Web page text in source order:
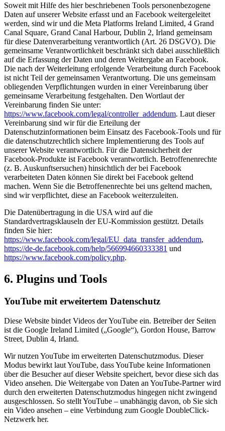
Soweit mit Hilfe des hier beschriebenen Tools personenbezogene
Daten auf unserer Website erfasst und an Facebook weitergeleitet
werden, sind wir und die Meta Platforms Ireland Limited, 4 Grand
Canal Square, Grand Canal Harbour, Dublin 2, Irland gemeinsam
für diese Datenverarbeitung verantwortlich (Art. 26 DSGVO). Die
gemeinsame Verantwortlichkeit beschränkt sich dabei ausschließlich
auf die Erfassung der Daten und deren Weitergabe an Facebook.
Die nach der Weiterleitung erfolgende Verarbeitung durch Facebook
ist nicht Teil der gemeinsamen Verantwortung. Die uns gemeinsam
obliegenden Verpflichtungen wurden in einer Vereinbarung über
gemeinsame Verarbeitung festgehalten. Den Wortlaut der
Vereinbarung finden Sie unter:
https://www.facebook.com/legal/controller_addendum. Laut dieser
Vereinbarung sind wir für die Erteilung der
Datenschutzinformationen beim Einsatz des Facebook-Tools und für
die datenschutzrechtlich sichere Implementierung des Tools auf
unserer Website verantwortlich. Für die Datensicherheit der
Facebook-Produkte ist Facebook verantwortlich. Betroffenenrechte
(z. B. Auskunftsersuchen) hinsichtlich der bei Facebook
verarbeiteten Daten können Sie direkt bei Facebook geltend
machen. Wenn Sie die Betroffenenrechte bei uns geltend machen,
sind wir verpflichtet, diese an Facebook weiterzuleiten.
Die Datenübertragung in die USA wird auf die
Standardvertragsklauseln der EU-Kommission gestützt. Details
finden Sie hier:
https://www.facebook.com/legal/EU_data_transfer_addendum,
https://de-de.facebook.com/help/566994660333381 und
https://www.facebook.com/policy.php.
6. Plugins und Tools
YouTube mit erweitertem Datenschutz
Diese Website bindet Videos der YouTube ein. Betreiber der Seiten
ist die Google Ireland Limited („Google“), Gordon House, Barrow
Street, Dublin 4, Irland.
Wir nutzen YouTube im erweiterten Datenschutzmodus. Dieser
Modus bewirkt laut YouTube, dass YouTube keine Informationen
über die Besucher auf dieser Website speichert, bevor diese sich das
Video ansehen. Die Weitergabe von Daten an YouTube-Partner wird
durch den erweiterten Datenschutzmodus hingegen nicht zwingend
ausgeschlossen. So stellt YouTube – unabhängig davon, ob Sie sich
ein Video ansehen – eine Verbindung zum Google DoubleClick-
Netzwerk her.